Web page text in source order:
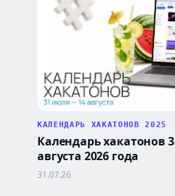
КАЛЕНДАРЬ ХАКАТОНОВ 2025
Календарь хакатонов
августа 2026 года
31.07.26